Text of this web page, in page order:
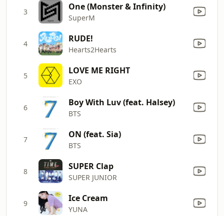
3 One (Monster & Infinity)
SuperM
4 RUDE!
Hearts2Hearts
5 LOVE ME RIGHT
EXO
6 Boy With Luv (feat. Halsey)
BTS
7 ON (feat. Sia)
BTS
8 SUPER Clap
SUPER JUNIOR
9 Ice Cream
YUNA